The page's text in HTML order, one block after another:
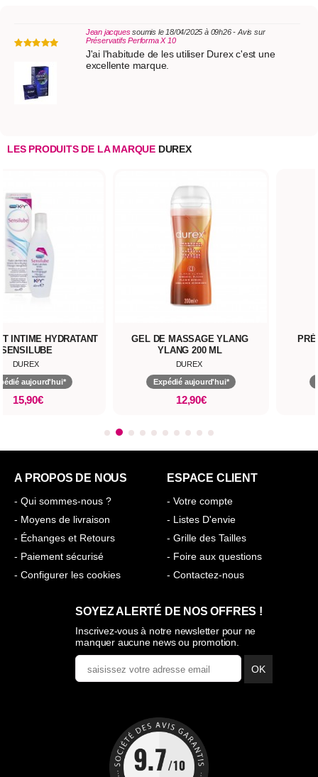
Jean jacquessoumis le 18/04/2025 à 09h26 - Avis sur
Préservatifs Performa X 10
J'ai l'habitude de les utiliser Durex c'est une
excellente marque.
LES PRODUITS DE LA MARQUE DUREX
INTIME HYDRATANT
SENSILUBE
DUREX
aujourd'hui*
15,90€
GEL DE MASSAGE YLANG
YLANG 200 ML
DUREX
Expédié aujourd'hui*
12,90€
A PROPOS DE NOUS
- Qui sommes-nous ?
- Moyens de livraison
- Échanges et Retours
- Paiement sécurisé
- Configurer les cookies
ESPACE CLIENT
- Votre compte
- Listes D'envie
- Grille des Tailles
- Foire aux questions
- Contactez-nous
SOYEZ ALERTÉ DE NOS OFFRES !
Inscrivez-vous à notre newsletter pour ne
manquer aucune news ou promotion.
OK